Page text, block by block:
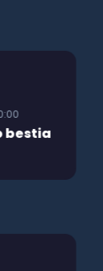
bestia